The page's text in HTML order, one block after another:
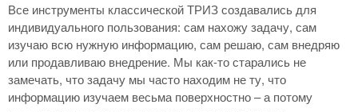
Все инструменты классической ТРИЗ создавались для
индивидуального пользования: сам нахожу задачу, сам
изучаю всю нужную информацию, сам решаю, сам внедряю
или продавливаю внедрение. Мы как-то старались не
замечать, что задачу мы часто находим не ту, что
информацию изучаем весьма поверхностно – а потому